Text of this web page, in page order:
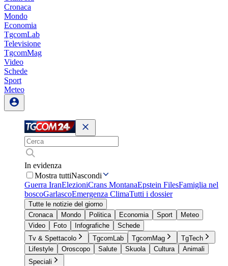
Cronaca
Mondo
Economia
TgcomLab
Televisione
TgcomMag
Video
Schede
Sport
Meteo
In evidenza
Mostra tuttiNascondi
Guerra IranElezioniCrans MontanaEpstein FilesFamiglia nel
boscoGarlascoEmergenza ClimaTutti i dossier
Tutte le notizie del giorno
Cronaca
Mondo Politica Economia Sport
Meteo
Video
Foto Infografiche
Schede
Tv & Spettacolo
TgcomLab TgcomMag
TgTech
Lifestyle
Oroscopo Salute Skuola Cultura
Animali
Speciali